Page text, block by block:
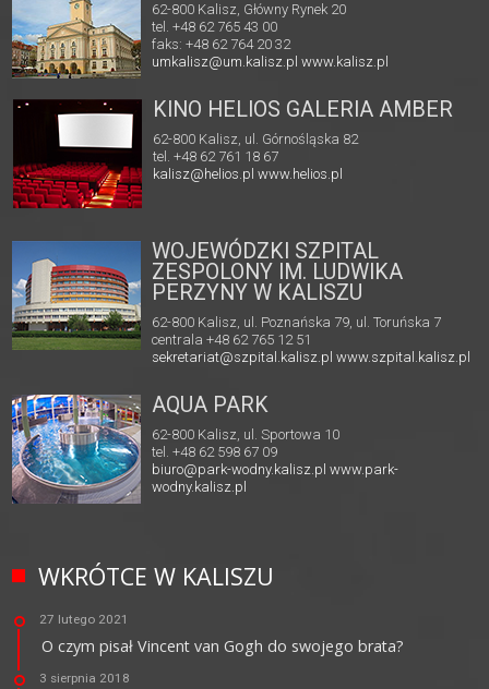
62-800 Kalisz, Główny Rynek 20
tel. +48 62 765 43 00
faks: +48 62 764 20 32
umkalisz@um.kalisz.plwww.kalisz.pl
KINO HELIOS GALERIA AMBER
62-800 Kalisz, ul. Górnośląska 82
tel. +48 62 761 18 67
kalisz@helios.pl www.helios.pl
WOJEWÓDZKI SZPITAL
ZESPOLONY IM. LUDWIKA
PERZYNY W KALISZU
62-800 Kalisz, ul. Poznańska 79, ul. Toruńska 7
centrala +48 62 765 12 51
sekretariat@szpital.kalisz.pl www.szpital.kalisz.pl
AQUA PARK
62-800 Kalisz, ul. Sportowa 10
tel. +48 62 598 67 09
biuro@park-wodny.kalisz.pl www.park-
wodny.kalisz.pl
WKRÓTCE W KALISZU
27 lutego 2021
O czym pisał Vincent van Gogh do swojego brata?
3 sierpnia 2018